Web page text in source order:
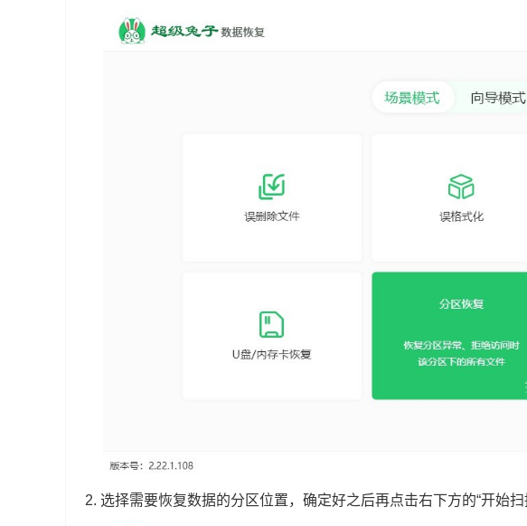
2. 选择需要恢复数据的分区位置，确定好之后再点击右下方的“开始扫